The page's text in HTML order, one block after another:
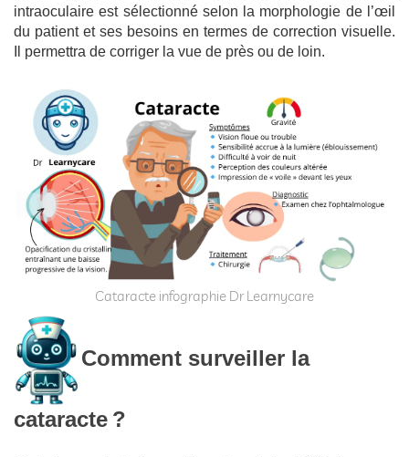
intraoculaire est sélectionné selon la morphologie de l’œil
du patient et ses besoins en termes de correction visuelle.
Il permettra de corriger la vue de près ou de loin.
Cataracte infographie Dr Learnycare
Comment surveiller la
cataracte ?